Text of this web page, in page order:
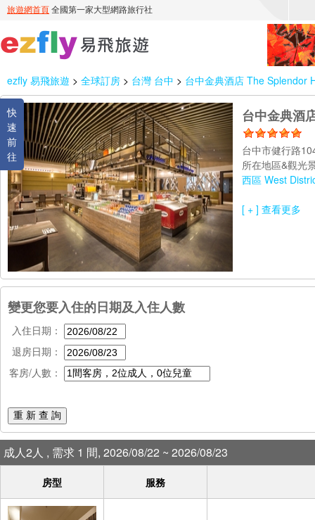
ezfly 易飛旅遊 > 全球訂房 > 台灣 台中 > 台中金典酒店 The Splendor
快
速
前
往
台中金典酒
台中市健行路
所在地區&觀光
西區 West
[ + ] 查看更多
變更您要入住的日期及入住人數
入住日期：
退房日期：
客房/人數：
重 新 查 詢
成人2人 , 需求 1 間, 2026/08/22 ~ 2026/08/23
房型 服務